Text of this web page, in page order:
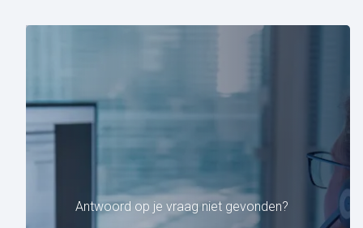
Antwoord op je vraag niet gevonden?